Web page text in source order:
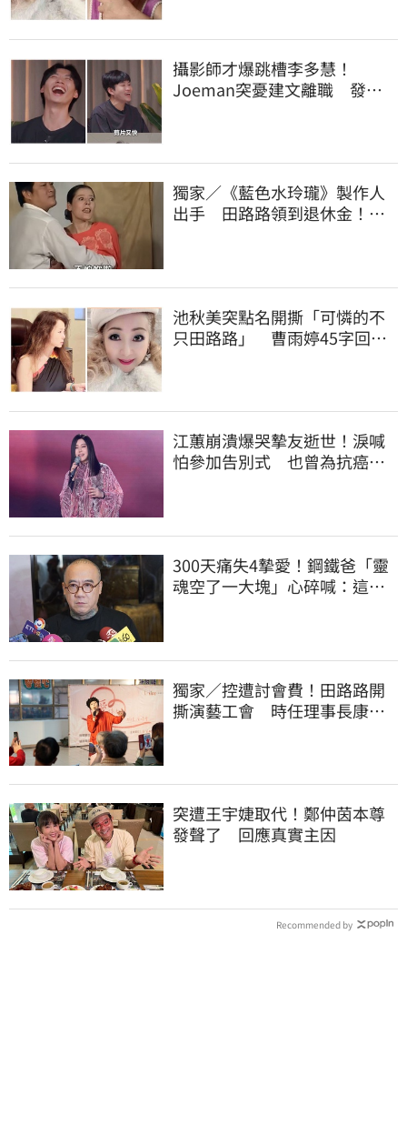
攝影師才爆跳槽李多慧！
Joeman突憂建文離職 發聲
獨家／《藍色水玲瓏》製作人
出手 田路路領到退休金！隱
池秋美突點名開撕「可憐的不
只田路路」 曹雨婷45字回應
江蕙崩潰爆哭摯友逝世！淚喊
怕參加告別式 也曾為抗癌辛
300天痛失4摯愛！鋼鐵爸「靈
魂空了一大塊」心碎喊：這輩
獨家／控遭討會費！田路路開
撕演藝工會 時任理事長康凱
突遭王宇婕取代！鄭仲茵本尊
發聲了 回應真實主因
Recommended by